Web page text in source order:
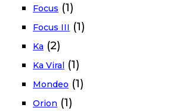
Focus (1)
Focus III (1)
Ka (2)
Ka Viral (1)
Mondeo (1)
Orion (1)